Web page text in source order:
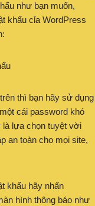
như bạn muốn,
khẩu cỉa WordPress
thì bạn hãy sử dụng
cái password khó
là lựa chọn tuyệt vời
an toàn cho mọi site,
khẩu hãy nhấn
hình thông báo như